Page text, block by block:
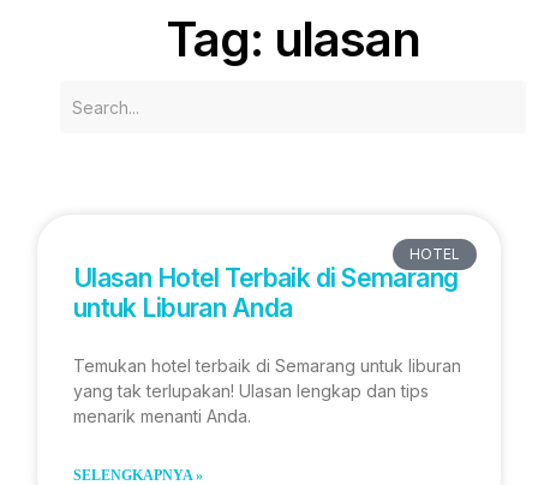
Tag: ulasan
HOTEL
Ulasan Hotel Terbaik di Semarang
untuk Liburan Anda
Temukan hotel terbaik di Semarang untuk liburan
yang tak terlupakan! Ulasan lengkap dan tips
menarik menanti Anda.
SELENGKAPNYA »